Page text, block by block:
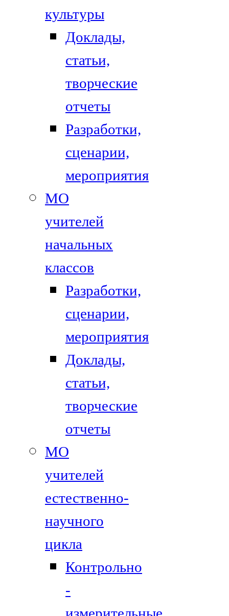
культуры
Доклады,
статьи,
творческие
отчеты
Разработки,
сценарии,
мероприятия
МО
учителей
начальных
классов
Разработки,
сценарии,
мероприятия
Доклады,
статьи,
творческие
отчеты
МО
учителей
естественно-
научного
цикла
Контрольно
-